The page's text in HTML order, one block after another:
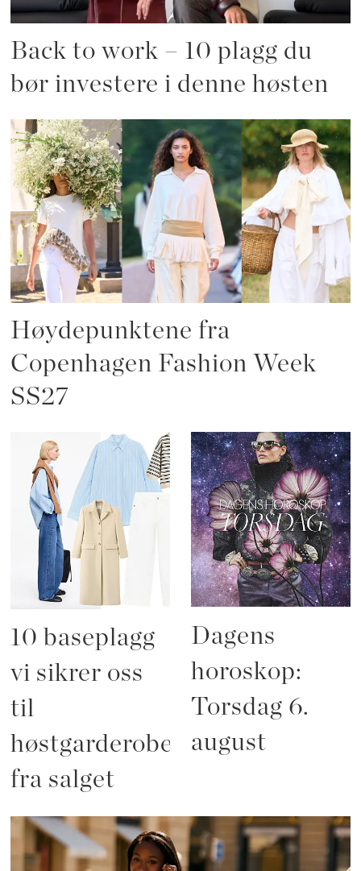
Back to work – 10 plagg du
bør investere i denne høsten
Høydepunktene fra
Copenhagen Fashion Week
SS27
10 baseplagg
vi sikrer oss
til
høstgarderoben
fra salget
Dagens
horoskop:
Torsdag 6.
august